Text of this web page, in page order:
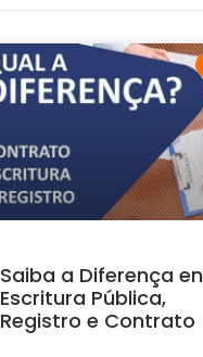
Saiba a Diferença
Escritura Pública,
Registro e Contrato